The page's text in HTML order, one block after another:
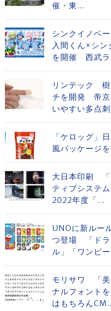
催・東...
シンクイノベ
入間くん×シン
を開催 西武
リンテック 樹
チを開発 帝京
いやすい多点
「ケロッグ」
風パッケージ
大日本印刷 「
ティブシステ
2022年度「...
UNOに新ルー
つ登場 「ドラ
ル」「ワンピ
モリサワ 「美
ナルフォント
はもちろん